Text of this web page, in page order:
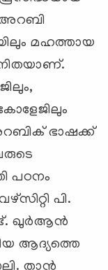
മഹത്തായ
ഭാഷക്ക്‌
പഠനം
പി.
ഖുര്‍ആന്‍
ആദ്യത്തെ